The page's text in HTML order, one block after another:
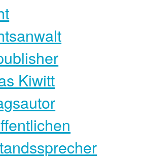
Kiwitt